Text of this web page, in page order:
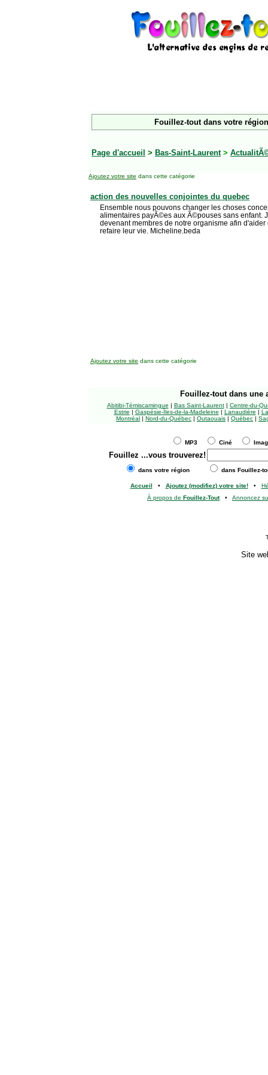
Fouillez-tout dans votre
Page d'accueil > Bas-Saint-Laurent >
Ajoutez votre site dans cette catégorie
action des nouvelles conjointes du quebec
Ensemble nous pouvons changer les choses
alimentaires payÃ©es aux Ã©pouses sans enfant.
devenant membres de notre organisme afin
refaire leur vie. Micheline.beda
Ajoutez votre site dans cette catégorie
Fouillez-tout dans une
Abitibi-Témiscamingue | Bas Saint-Laurent| Centre-du-
Estrie | Gaspésie-Îles-de-la-Madeleine | Lanaudière |
Montréal | Nord-du-Québec | Outaouais | Québec |
MP3 Ciné
Fouillez ...vous trouverez!
dans votre région dans Fouillez-
Accueil • Ajoutez (modifiez) votre site!•
À propos de Fouillez-Tout• Annoncez
Site